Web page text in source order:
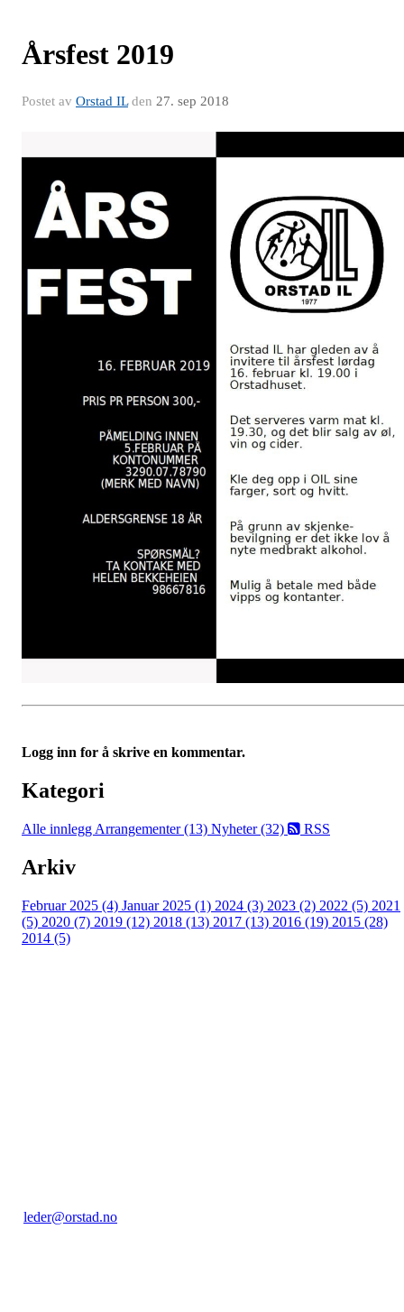
Årsfest 2019
Postet av Orstad ILden 27. sep 2018
Logg inn for å skrive en kommentar.
Kategori
Alle innlegg Arrangementer (13) Nyheter (32) RSS
Arkiv
Februar 2025 (4) Januar 2025 (1) 2024 (3) 2023 (2) 2022 (5) 2021
(5) 2020 (7) 2019 (12) 2018 (13) 2017 (13) 2016 (19) 2015 (28)
2014 (5)
leder@orstad.no